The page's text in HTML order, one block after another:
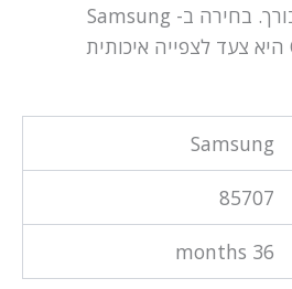
יהיה בחירה מצוינת עבורך. בחירה ב- Samsung
Odyssey Neo G95NC היא צעד לצפייה איכותית
Samsung
85707
36 months